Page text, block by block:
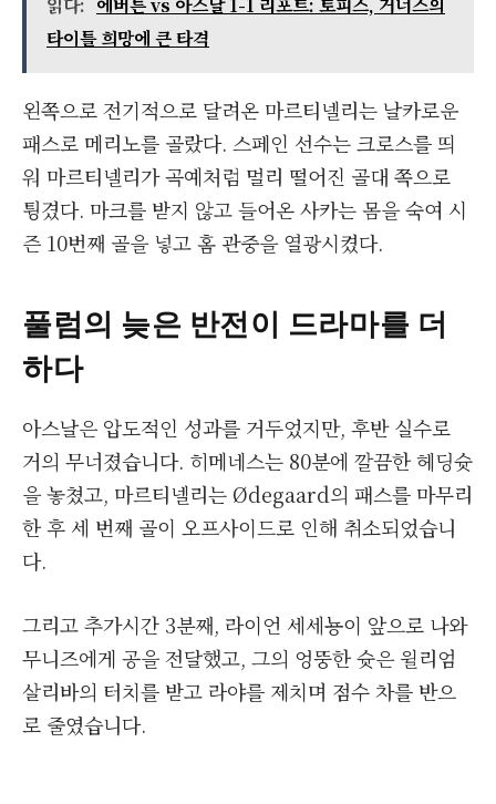
읽다: 에버튼 vs 아스날 1-1 리포트: 토피스, 거너스의
타이틀 희망에 큰 타격
왼쪽으로 전기적으로 달려온 마르티넬리는 날카로운
패스로 메리노를 골랐다. 스페인 선수는 크로스를 띄
워 마르티넬리가 곡예처럼 멀리 떨어진 골대 쪽으로
튕겼다. 마크를 받지 않고 들어온 사카는 몸을 숙여 시
즌 10번째 골을 넣고 홈 관중을 열광시켰다.
풀럼의 늦은 반전이 드라마를 더
하다
아스날은 압도적인 성과를 거두었지만, 후반 실수로
거의 무너졌습니다. 히메네스는 80분에 깔끔한 헤딩슛
을 놓쳤고, 마르티넬리는 Ødegaard의 패스를 마무리
한 후 세 번째 골이 오프사이드로 인해 취소되었습니
다.
그리고 추가시간 3분째, 라이언 세세뇽이 앞으로 나와
무니즈에게 공을 전달했고, 그의 엉뚱한 슛은 윌리엄
살리바의 터치를 받고 라야를 제치며 점수 차를 반으
로 줄였습니다.